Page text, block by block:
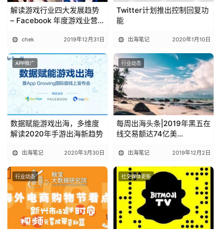
解读游戏行业四大发展趋势
– Facebook 年度游戏业营
chek 2019年12月31日
Twitter计划推出控制回复功
能
出海笔记 2020年1月10日
APP推广
数据赋能游戏出海，多维度
解读2020年手游出海新趋势
出海笔记 2020年3月30日
行业动态
每周出海头条|2019年黑五在
线交易额达74亿美
出海笔记 2019年12月2日
行业动态 社交媒体更新